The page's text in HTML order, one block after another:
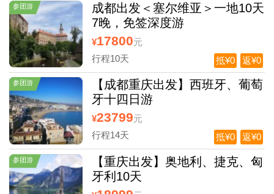
参团游
成都出发＜塞尔维亚＞一地10天
7晚，免签深度游
¥17800元
行程10天
返¥0
抵¥0
参团游
【成都重庆出发】西班牙、葡萄
牙十四日游
¥23799元
行程14天
返¥0
抵¥0
参团游
【重庆出发】奥地利、捷克、匈
牙利10天